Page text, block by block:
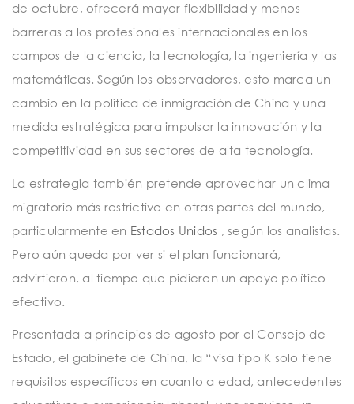
de octubre, ofrecerá mayor flexibilidad y menos
barreras a los profesionales internacionales en los
campos de la ciencia, la tecnología, la ingeniería y las
matemáticas. Según los observadores, esto marca un
cambio en la política de inmigración de China y una
medida estratégica para impulsar la innovación y la
competitividad en sus sectores de alta tecnología.
La estrategia también pretende aprovechar un clima
migratorio más restrictivo en otras partes del mundo,
particularmente en Estados Unidos , según los analistas.
Pero aún queda por ver si el plan funcionará,
advirtieron, al tiempo que pidieron un apoyo político
efectivo.
Presentada a principios de agosto por el Consejo de
Estado, el gabinete de China, la “visa tipo K solo tiene
requisitos específicos en cuanto a edad, antecedentes